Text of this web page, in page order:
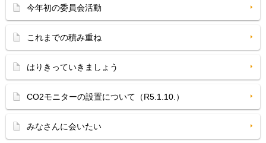
今年初の委員会活動
これまでの積み重ね
はりきっていきましょう
CO2モニターの設置について（R5.1.10.）
みなさんに会いたい